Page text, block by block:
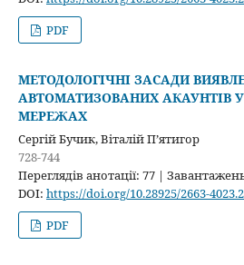
PDF
МЕТОДОЛОГІЧНІ ЗАСАДИ
АВТОМАТИЗОВАНИХ АКАУНТІВ
МЕРЕЖАХ
Сергій Бучик, Віталій П’ятигор
728-744
Переглядів анотації: 77 |
DOI: https://doi.org/10.28925/2663-
PDF